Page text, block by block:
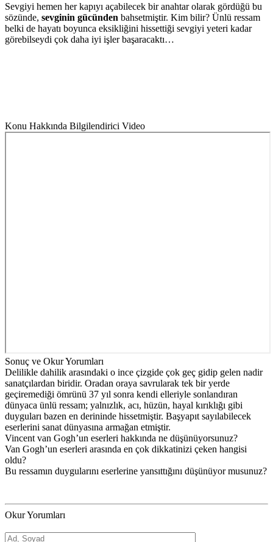
Sevgiyi hemen her kapıyı açabilecek bir anahtar olarak gördüğü bu
sözünde, sevginin gücünden bahsetmiştir. Kim bilir? Ünlü ressam
belki de hayatı boyunca eksikliğini hissettiği sevgiyi yeteri kadar
görebilseydi çok daha iyi işler başaracaktı…
Konu Hakkında Bilgilendirici Video
Sonuç ve Okur Yorumları
Delilikle dahilik arasındaki o ince çizgide çok geç gidip gelen nadir
sanatçılardan biridir. Oradan oraya savrularak tek bir yerde
geçiremediği ömrünü 37 yıl sonra kendi elleriyle sonlandıran
dünyaca ünlü ressam; yalnızlık, acı, hüzün, hayal kırıklığı gibi
duyguları bazen en derininde hissetmiştir. Başyapıt sayılabilecek
eserlerini sanat dünyasına armağan etmiştir.
Vincent van Gogh’un eserleri hakkında ne düşünüyorsunuz?
Van Gogh’un eserleri arasında en çok dikkatinizi çeken hangisi
oldu?
Bu ressamın duygularını eserlerine yansıttığını düşünüyor musunuz?
Okur Yorumları